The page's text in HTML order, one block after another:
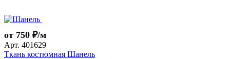
от 750 ₽/м
Арт. 401629
Ткань костюмная Шанель